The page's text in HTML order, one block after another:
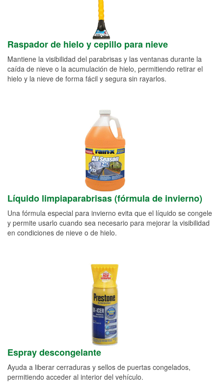
Raspador de hielo y cepillo para nieve
Mantiene la visibilidad del parabrisas y las ventanas durante la
caída de nieve o la acumulación de hielo, permitiendo retirar el
hielo y la nieve de forma fácil y segura sin rayarlos.
Líquido limpiaparabrisas (fórmula de invierno)
Una fórmula especial para invierno evita que el líquido se congele
y permite usarlo cuando sea necesario para mejorar la visibilidad
en condiciones de nieve o de hielo.
Espray descongelante
Ayuda a liberar cerraduras y sellos de puertas congelados,
permitiendo acceder al interior del vehículo.